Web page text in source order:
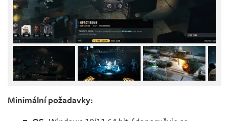
Minimální požadavky: